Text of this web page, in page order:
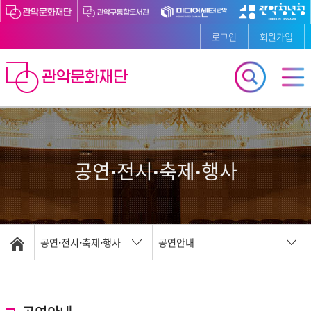
로그인 회원가입
공연ꞏ전시ꞏ축제ꞏ행사
공연ꞏ전시ꞏ축제ꞏ행사 공연안내